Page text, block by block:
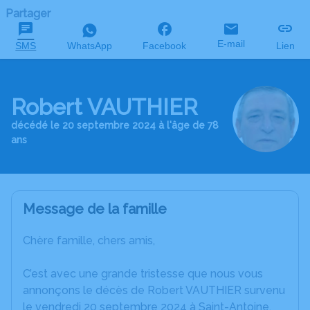
Partager
SMS WhatsApp Facebook E-mail Lien
Robert VAUTHIER
décédé le 20 septembre 2024 à l'âge de 78
ans
Message de la famille
Chère famille, chers amis,
C’est avec une grande tristesse que nous vous
annonçons le décès de Robert VAUTHIER survenu
le vendredi 20 septembre 2024 à Saint-Antoine.